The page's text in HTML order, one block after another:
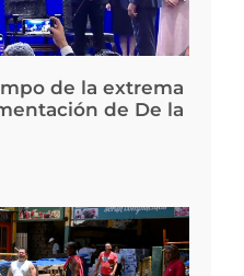
de la extrema
de De la